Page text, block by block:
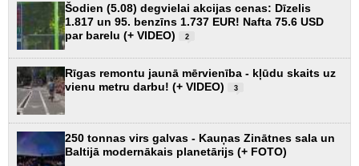
Šodien (5.08) degvielai akcijas cenas: Dīzelis
1.817 un 95. benzīns 1.737 EUR! Nafta 75.6 USD
par barelu (+ VIDEO)
2
Rīgas remontu jaunā mērvienība - kļūdu skaits uz
vienu metru darbu! (+ VIDEO)
3
250 tonnas virs galvas - Kauņas Zinātnes sala un
Baltijā modernākais planetārijs (+ FOTO)